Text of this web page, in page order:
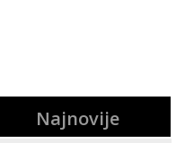
Najnovije